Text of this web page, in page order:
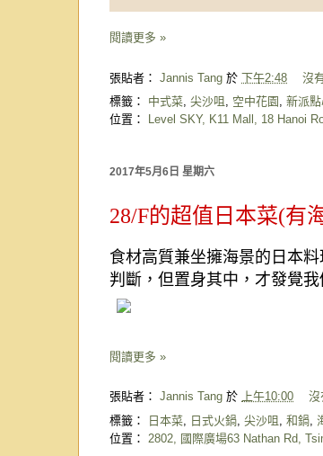
閱讀更多 »
張貼者： Jannis Tang 於 下午2:48
沒
標籤： 中式菜, 尖沙咀 , 空中花園 , 新派
位置：
Level SKY, K11 Mall, 18 Hanoi
2017年5月6日 星期六
28/F的超值日本菜(有
食材高質兼坐擁海景的日本
判斷，但置身其中，才發覺
閱讀更多 »
張貼者： Jannis Tang 於 上午10:00
沒
標籤：
日本菜, 日式火鍋, 尖沙咀 , 和鍋,
位置： 2802, 國際廣場63 Nathan Rd,